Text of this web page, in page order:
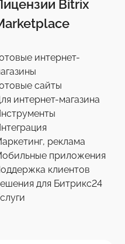
8
Bitrix
интернет-
сайты
интернет-магазина
реклама
приложения
клиентов
для Битрикс24